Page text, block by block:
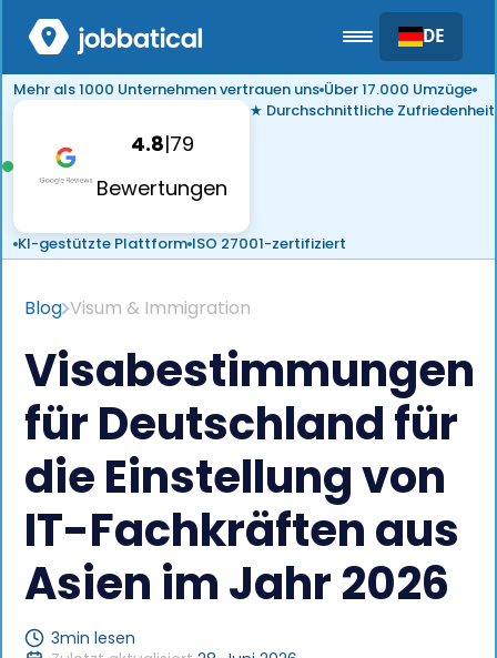
DE
Mehr als 1000 Unternehmen vertrauen uns Über 17.000 Umzüge
4.8|79
Bewertungen
★ Durchschnittliche Zufriedenheit
KI-gestützte Plattform ISO 27001-zertifiziert
Blog Visum & Immigration
Visabestimmungen
für Deutschland für
die Einstellung von
IT-Fachkräften aus
Asien im Jahr 2026
3min lesen